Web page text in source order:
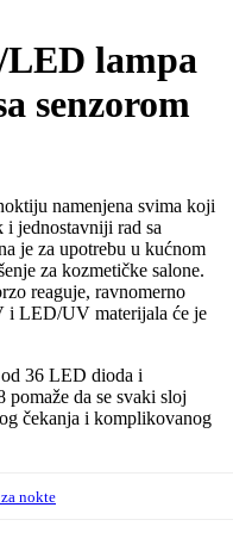
lampa
senzorom
namenjena svima koji
i jednostavniji rad sa
je za upotrebu u kućnom
za kozmetičke salone.
reaguje, ravnomerno
i LED/UV materijala će je
36 LED dioda i
da se svaki sloj
čekanja i komplikovanog
nokte